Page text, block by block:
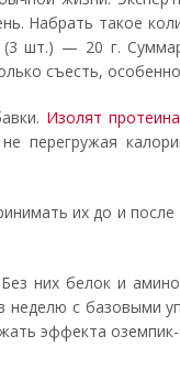
Набрать такое
шт.) — 20 г.
съесть,
Изолят протеина
перегружая
их до и
них белок и
неделю с базовыми
эффекта